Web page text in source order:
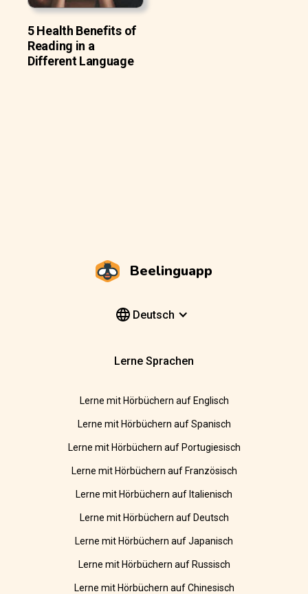
5 Health Benefits of
Reading in a
Different Language
Beelinguapp
Deutsch
Lerne Sprachen
Lerne mit Hörbüchern auf Englisch
Lerne mit Hörbüchern auf Spanisch
Lerne mit Hörbüchern auf Portugiesisch
Lerne mit Hörbüchern auf Französisch
Lerne mit Hörbüchern auf Italienisch
Lerne mit Hörbüchern auf Deutsch
Lerne mit Hörbüchern auf Japanisch
Lerne mit Hörbüchern auf Russisch
Lerne mit Hörbüchern auf Chinesisch